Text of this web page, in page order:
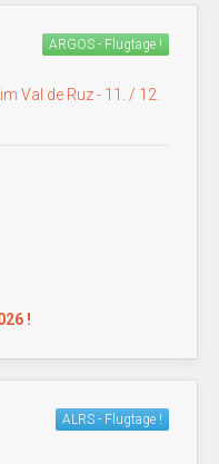
ARGOS - Flugtage !
Val de Ruz - 11. / 12.
!
ALRS - Flugtage !